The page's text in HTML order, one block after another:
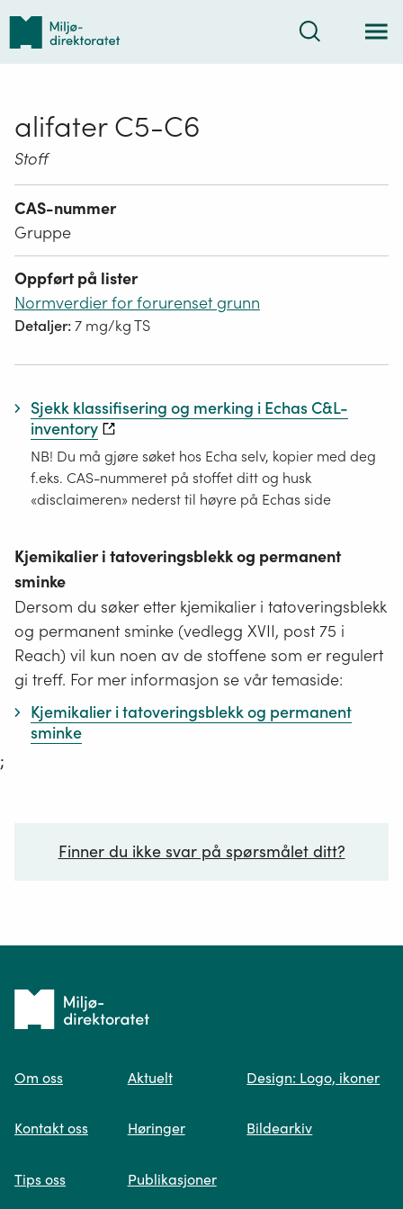
Tilbake
forsiden
Søk
alifater C5-C6
Stoff
CAS-nummer
Gruppe
Oppført på lister
Normverdier for forurenset grunn
Detaljer:7 mg/kg TS
Sjekk klassifisering og merking i Echas C&L-
inventory
NB! Du må gjøre søket hos Echa selv, kopier med deg
f.eks. CAS-nummeret på stoffet ditt og husk
«disclaimeren» nederst til høyre på Echas side
Kjemikalier i tatoveringsblekk og permanent
sminke
Dersom du søker etter kjemikalier i tatoveringsblekk
og permanent sminke (vedlegg XVII, post 75 i
Reach) vil kun noen av de stoffene som er regulert
gi treff. For mer informasjon se vår temaside:
Kjemikalier i tatoveringsblekk og permanent
sminke
;
Finner du ikke svar på spørsmålet ditt?
Spør oss
søk og viser deg vår mest relevante
Tilbake
forsiden
Om oss
Kontakt oss
Tips oss
Aktuelt
Høringer
Publikasjoner
Design: Logo, ikoner
Bildearkiv